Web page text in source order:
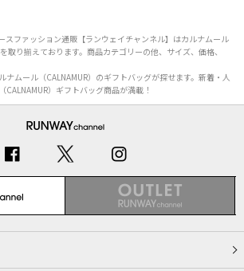
スファッション通販【ランウェイチャンネル】はカルナムール
取り揃えております。商品カテゴリーの他、サイズ、価格、
ナムール（CALNAMUR）のギフトバッグが探せます。新着・人
）ギフトバッグ商品が満載！